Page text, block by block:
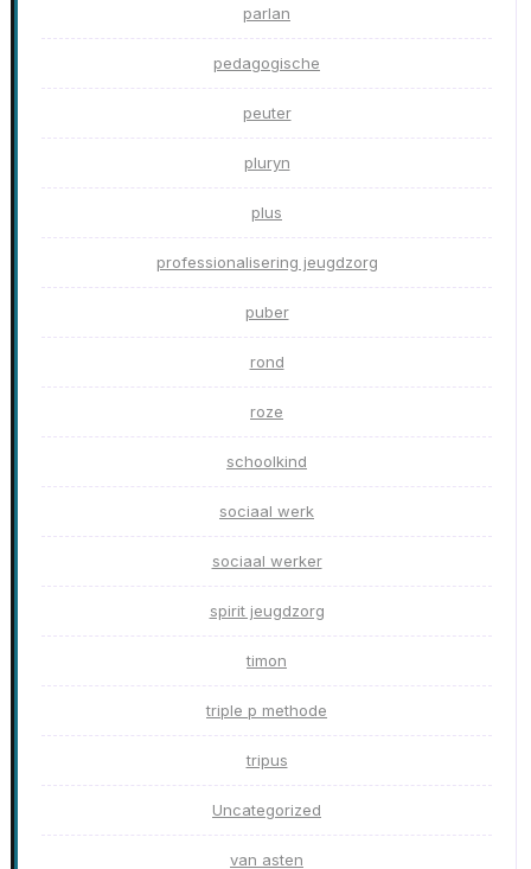
parlan
pedagogische
peuter
pluryn
plus
professionalisering jeugdzorg
puber
rond
roze
schoolkind
sociaal werk
sociaal werker
spirit jeugdzorg
timon
triple p methode
tripus
Uncategorized
van asten